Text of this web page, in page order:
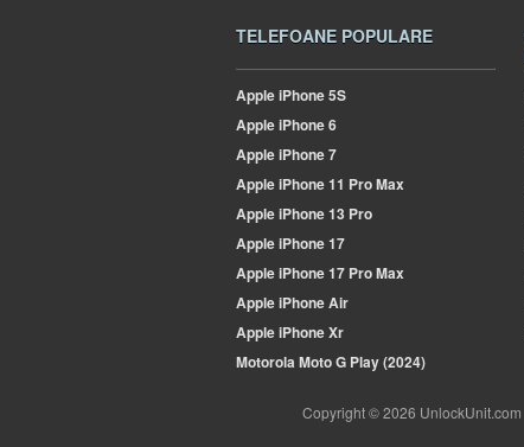
TELEFOANE POPULARE
AppleiPhone 5S
AppleiPhone 6
AppleiPhone 7
AppleiPhone 11 Pro Max
AppleiPhone 13 Pro
AppleiPhone 17
AppleiPhone 17 Pro Max
AppleiPhone Air
AppleiPhone Xr
MotorolaMoto G Play (2024)
Copyright © 2026 UnlockUnit.com